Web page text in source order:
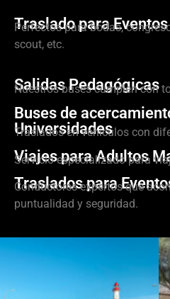
Traslado para Eventos
Perfectos para bodas,
scout, etc.
Salidas Pedagógicas
Nuestros buses cumplen con
Buses de
Universidades
Traslados en vehículos con
Viajes para Adultos
Servicio especializado para
Traslados para
Conductores expertos que
puntualidad y seguridad.